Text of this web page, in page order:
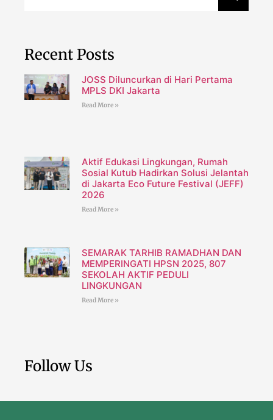
Recent Posts
JOSS Diluncurkan di Hari Pertama
MPLS DKI Jakarta
Read More »
Aktif Edukasi Lingkungan, Rumah
Sosial Kutub Hadirkan Solusi Jelantah
di Jakarta Eco Future Festival (JEFF)
2026
Read More »
SEMARAK TARHIB RAMADHAN DAN
MEMPERINGATI HPSN 2025, 807
SEKOLAH AKTIF PEDULI
LINGKUNGAN
Read More »
Follow Us